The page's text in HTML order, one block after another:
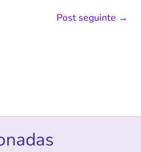
Post seguinte →